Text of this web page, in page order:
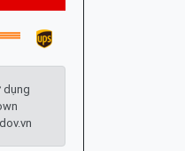
dụng